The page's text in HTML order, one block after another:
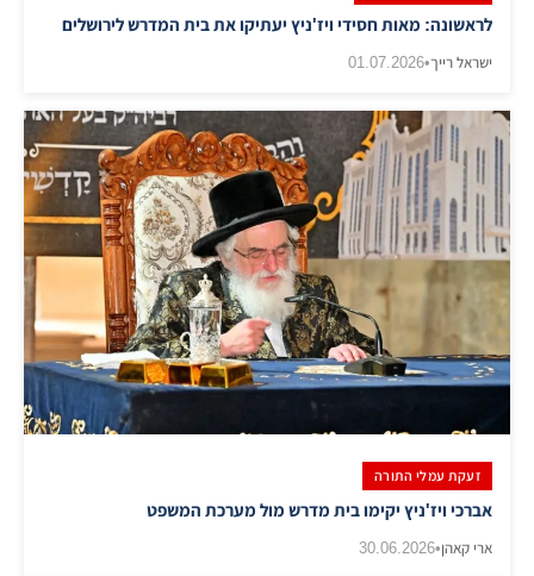
לראשונה: מאות חסידי ויז'ניץ יעתיקו את בית המדרש לירושלים
ישראל רייך•
01.07.2026
זעקת עמלי התורה
אברכי ויז'ניץ יקימו בית מדרש מול מערכת המשפט
ארי קאהן•
30.06.2026